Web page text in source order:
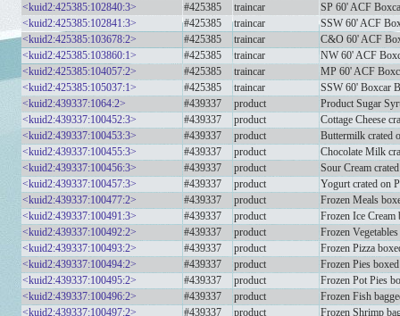
<kuid2:425385:102840:3>
#425385 traincar
SP 60' ACF
<kuid2:425385:102841:3>
#425385 traincar
SSW 60' ACF
<kuid2:425385:103678:2>
#425385 traincar
C&O 60' ACF
<kuid2:425385:103860:1>
#425385 traincar
NW 60' ACF
<kuid2:425385:104057:2>
#425385 traincar
MP 60' ACF
<kuid2:425385:105037:1>
#425385 traincar
SSW 60' Boxcar
<kuid2:439337:1064:2>
#439337 product
Product Sugar
<kuid2:439337:100452:3>
#439337 product
Cottage Cheese
<kuid2:439337:100453:3>
#439337 product
Buttermilk crated
<kuid2:439337:100455:3>
#439337 product
Chocolate Milk
<kuid2:439337:100456:3>
#439337 product
Sour Cream
<kuid2:439337:100457:3>
#439337 product
Yogurt crated on
<kuid2:439337:100477:2>
#439337 product
Frozen Meals
<kuid2:439337:100491:3>
#439337 product
Frozen Ice
<kuid2:439337:100492:2>
#439337 product
Frozen
<kuid2:439337:100493:2>
#439337 product
Frozen Pizza
<kuid2:439337:100494:2>
#439337 product
Frozen Pies
<kuid2:439337:100495:2>
#439337 product
Frozen Pot Pies
<kuid2:439337:100496:2>
#439337 product
Frozen Fish
<kuid2:439337:100497:2>
#439337 product Frozen Shrimp